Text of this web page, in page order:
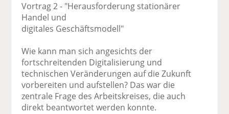
Vortrag 2 - "Herausforderung stationärer
Handel und
digitales Geschäftsmodell"
Wie kann man sich angesichts der
fortschreitenden Digitalisierung und
technischen Veränderungen auf die Zukunft
vorbereiten und aufstellen? Das war die
zentrale Frage des Arbeitskreises, die auch
direkt beantwortet werden konnte.